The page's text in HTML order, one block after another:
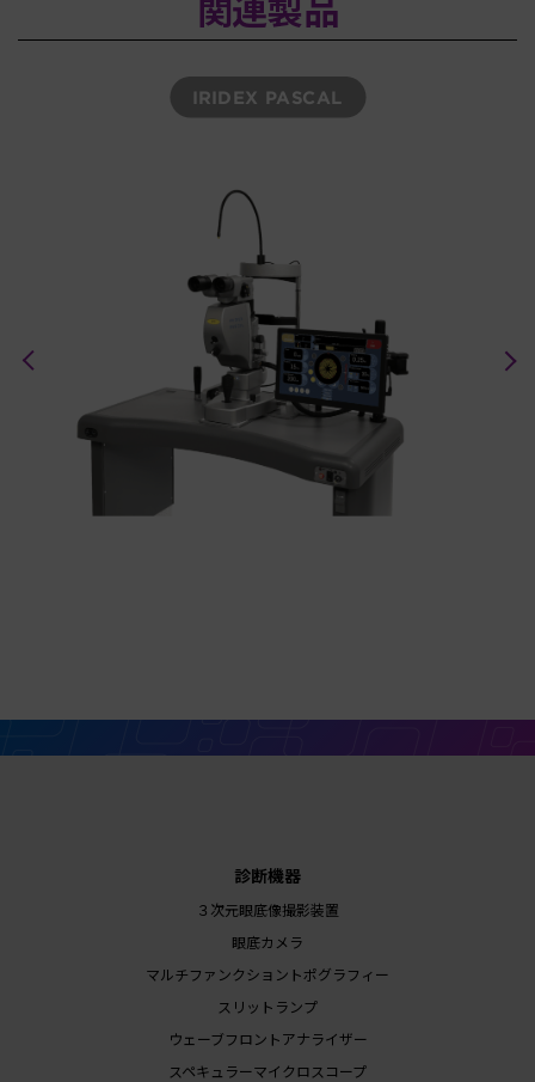
関連製品
IRIDEX PASCAL
診断機器
３次元眼底像撮影装置
眼底カメラ
マルチファンクショントポグラフィー
スリットランプ
ウェーブフロントアナライザー
スペキュラーマイクロスコープ